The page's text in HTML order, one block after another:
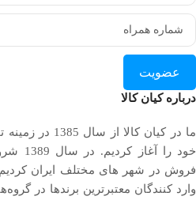
عضویت
درباره کیان کالا
ما در کیان
خود
فروش در شهر های مختلف ایران کردیم.
وارد كنندگان معتبرترین برندها در